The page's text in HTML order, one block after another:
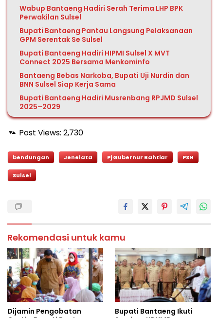
Wabup Bantaeng Hadiri Serah Terima LHP BPK
Perwakilan Sulsel
Bupati Bantaeng Pantau Langsung Pelaksanaan
GPM Serentak Se Sulsel
Bupati Bantaeng Hadiri HIPMI Sulsel X MVT
Connect 2025 Bersama Menkominfo
Bantaeng Bebas Narkoba, Bupati Uji Nurdin dan
BNN Sulsel Siap Kerja Sama
Bupati Bantaeng Hadiri Musrenbang RPJMD Sulsel
2025–2029
Post Views: 2,730
bendungan Jenelata Pj Gubernur Bahtiar PSN
Sulsel
Rekomendasi untuk kamu
Dijamin Pengobatan
Bupati Bantaeng Ikuti